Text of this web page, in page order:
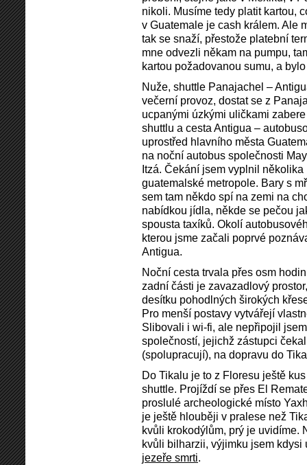
nikoli. Musíme tedy platit kartou,
v Guatemale je cash králem. Ale
tak se snaží, přestože platební
mne odvezli někam na pumpu,
kartou požadovanou sumu, a
Nuže, shuttle Panajachel –
večerní provoz, dostat se z
ucpanými úzkými uličkami
shuttlu a cesta Antigua –
uprostřed hlavního města
na noční autobus společnosti
Itzá. Čekání jsem vyplnil několika
guatemalské metropole. Bary s
sem tam někdo spí na zemi na
nabídkou jídla, někde se pečou
spousta taxíků. Okolí
kterou jsme začali poprvé
Antigua.
Noční cesta trvala přes osm
zadní části je zavazadlový
desítku pohodlných širokých
Pro menší postavy vytvářejí
Slibovali i wi-fi, ale nepřipojil
společností, jejichž zástupci
(spolupracují), na dopravu do
Do Tikalu je to z Floresu ještě
shuttle. Projíždí se přes El
proslulé archeologické místo
je ještě hlouběji v pralese než
kvůli krokodýlům, prý je uvidíme.
kvůli bilharzii, výjimku jsem
jezeře smrti.